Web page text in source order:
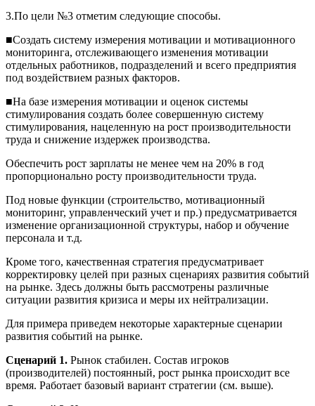
3.По цели №3 отметим следующие способы.
■Создать систему измерения мотивации и мотивационного
мониторинга, отслеживающего изменения мотивации
отдельных работников, подразделений и всего предприятия
под воздействием разных факторов.
■На базе измерения мотивации и оценок системы
стимулирования создать более совершенную систему
стимулирования, нацеленную на рост производительности
труда и снижение издержек производства.
Обеспечить рост зарплаты не менее чем на 20% в год
пропорционально росту производительности труда.
Под новые функции (строительство, мотивационный
мониторинг, управленческий учет и пр.) предусматривается
изменение организационной структуры, набор и обучение
персонала и т.д.
Кроме того, качественная стратегия предусматривает
корректировку целей при разных сценариях развития событий
на рынке. Здесь должны быть рассмотрены различные
ситуации развития кризиса и меры их нейтрализации.
Для примера приведем некоторые характерные сценарии
развития событий на рынке.
Сценарий 1. Рынок стабилен. Состав игроков
(производителей) постоянный, рост рынка происходит все
время. Работает базовый вариант стратегии (см. выше).